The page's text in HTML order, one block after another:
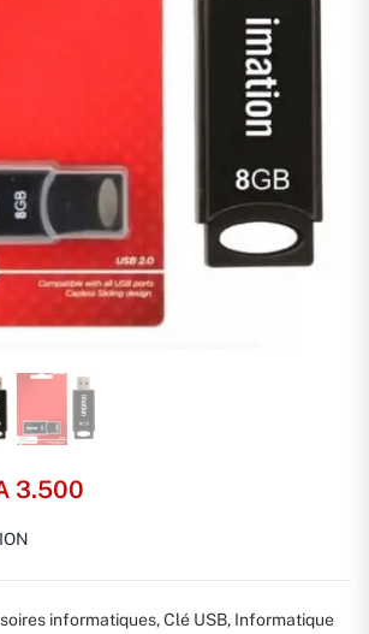
3.500
informatiques,Clé USB, Informatique